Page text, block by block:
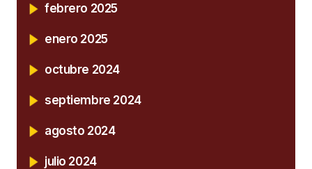
febrero 2025
enero 2025
octubre 2024
septiembre 2024
agosto 2024
julio 2024